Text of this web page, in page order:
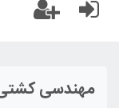
مهندسی